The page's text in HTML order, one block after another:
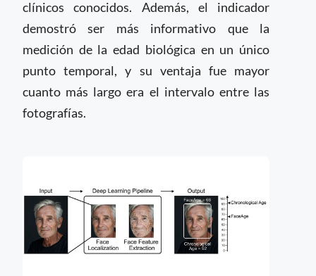
clínicos conocidos. Además, el indicador
demostró ser más informativo que la
medición de la edad biológica en un único
punto temporal, y su ventaja fue mayor
cuanto más largo era el intervalo entre las
fotografías.